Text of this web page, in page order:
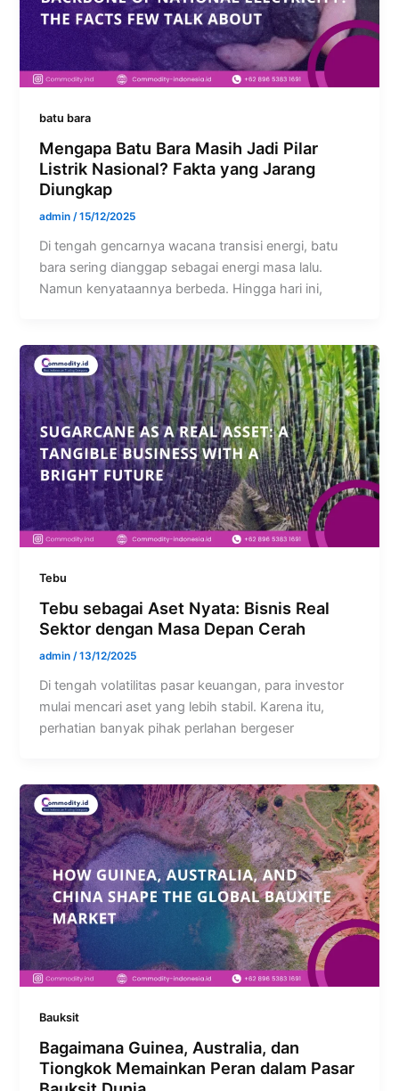
batu bara
Mengapa Batu Bara Masih Jadi Pilar
Listrik Nasional? Fakta yang Jarang
Diungkap
admin/15/12/2025
Di tengah gencarnya wacana transisi energi, batu
bara sering dianggap sebagai energi masa lalu.
Namun kenyataannya berbeda. Hingga hari ini,
Tebu
Tebu sebagai Aset Nyata: Bisnis Real
Sektor dengan Masa Depan Cerah
admin/13/12/2025
Di tengah volatilitas pasar keuangan, para investor
mulai mencari aset yang lebih stabil. Karena itu,
perhatian banyak pihak perlahan bergeser
Bauksit
Bagaimana Guinea, Australia, dan
Tiongkok Memainkan Peran dalam Pasar